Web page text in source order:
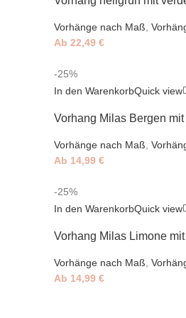
Vorhänge nach Maß,
Ab 22,49 €
-25%
In den WarenkorbQuick view
Vorhang Milas Bergen
Vorhänge nach Maß,
Ab 14,99 €
-25%
In den WarenkorbQuick view
Vorhang Milas Limone
Vorhänge nach Maß,
Ab 14,99 €